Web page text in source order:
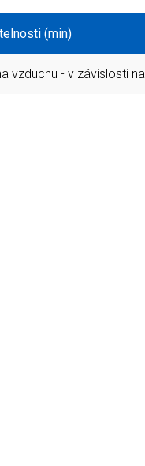
(min)
vzduchu - v závislosti